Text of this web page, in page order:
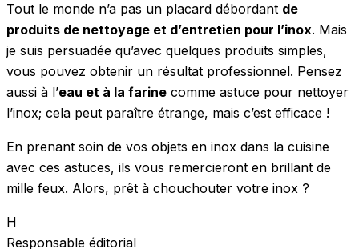
Tout le monde n’a pas un placard débordant de
produits de nettoyage et d’entretien pour l’inox. Mais
je suis persuadée qu’avec quelques produits simples,
vous pouvez obtenir un résultat professionnel. Pensez
aussi à l’eau et à la farine comme astuce pour nettoyer
l’inox; cela peut paraître étrange, mais c’est efficace !
En prenant soin de vos objets en inox dans la cuisine
avec ces astuces, ils vous remercieront en brillant de
mille feux. Alors, prêt à chouchouter votre inox ?
H
Responsable éditorial